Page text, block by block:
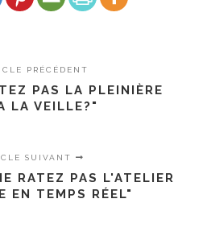
PRÉCÉDENT
PAS LA PLEINIÈRE
LA VEILLE?"
SUIVANT
RATEZ PAS L'ATELIER
EN TEMPS RÉEL"